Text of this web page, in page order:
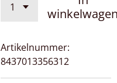
Artikelnummer:
8437013356312